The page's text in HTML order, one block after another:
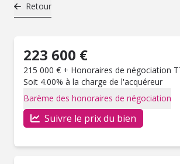
Retour
223 600 €
215 000 € + Honoraires de négociation
Soit 4.00% à la charge de l'acquéreur
Barème des honoraires de négociation
Suivre le prix du bien